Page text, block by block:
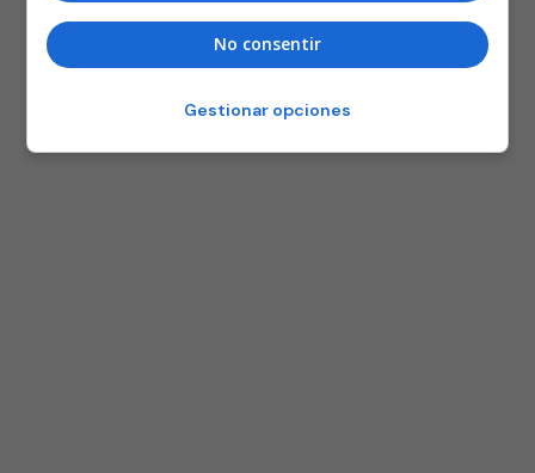
No consentir
Gestionar opciones